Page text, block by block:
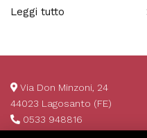
Leggi tutto
Via Don Minzoni, 24
44023 Lagosanto (FE)
0533 948816